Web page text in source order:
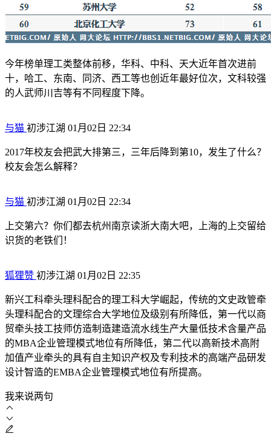
今年榜单理工类整体前移，华科、中科、天大近年首次进前
十，哈工、东南、同济、西工等也创近年最好位次，文科较强
的人武师川吉等有不同程度下降。
与猫 初涉江湖 01月02日 22:34
2017年校友会把武大排第三，三年后降到第10，发生了什么？
校友会怎么解释？
与猫 初涉江湖 01月02日 22:34
上交第六？你们都去杭州南京读浙大南大吧，上海的上交留给
识货的老铁们！
狐狸赞 初涉江湖 01月02日 22:35
新兴工科牵头理科配合的理工科大学崛起，传统的文史政管牵
头理科配合的文理综合大学地位及级别有所降低，第一代以商
贸牵头技工技师仿造制造建造流水线生产大量低技术含量产品
的MBA企业管理模式地位有所降低，第二代以高新技术高附
加值产业牵头的具有自主知识产权及专利技术的高端产品研发
设计智造的EMBA企业管理模式地位有所提高。
我来说两句